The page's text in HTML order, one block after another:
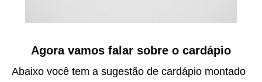
Agora vamos falar sobre o cardápio
Abaixo você tem a sugestão de cardápio montado